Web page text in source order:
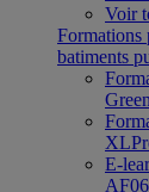
Voir
Formations
batiments
E-